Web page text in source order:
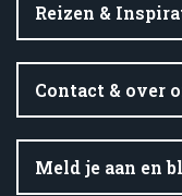
Reizen &
Contact & over
Meld je aan en